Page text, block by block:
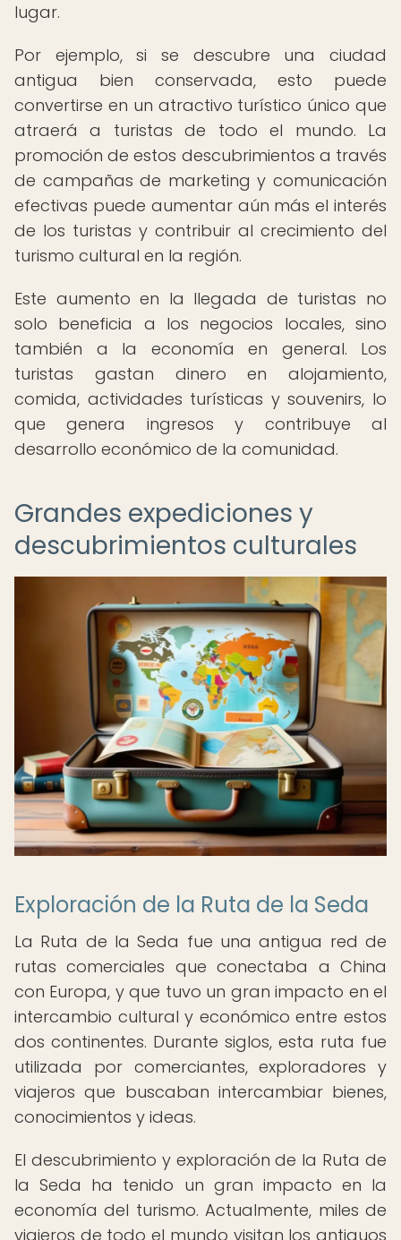
lugar.
Por ejemplo, si se descubre una ciudad
antigua bien conservada, esto puede
convertirse en un atractivo turístico único que
atraerá a turistas de todo el mundo. La
promoción de estos descubrimientos a través
de campañas de marketing y comunicación
efectivas puede aumentar aún más el interés
de los turistas y contribuir al crecimiento del
turismo cultural en la región.
Este aumento en la llegada de turistas no
solo beneficia a los negocios locales, sino
también a la economía en general. Los
turistas gastan dinero en alojamiento,
comida, actividades turísticas y souvenirs, lo
que genera ingresos y contribuye al
desarrollo económico de la comunidad.
Grandes expediciones y
descubrimientos culturales
Exploración de la Ruta de la Seda
La Ruta de la Seda fue una antigua red de
rutas comerciales que conectaba a China
con Europa, y que tuvo un gran impacto en el
intercambio cultural y económico entre estos
dos continentes. Durante siglos, esta ruta fue
utilizada por comerciantes, exploradores y
viajeros que buscaban intercambiar bienes,
conocimientos y ideas.
El descubrimiento y exploración de la Ruta de
la Seda ha tenido un gran impacto en la
economía del turismo. Actualmente, miles de
viajeros de todo el mundo visitan los antiguos